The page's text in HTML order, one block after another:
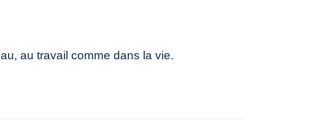
au travail comme dans la vie.